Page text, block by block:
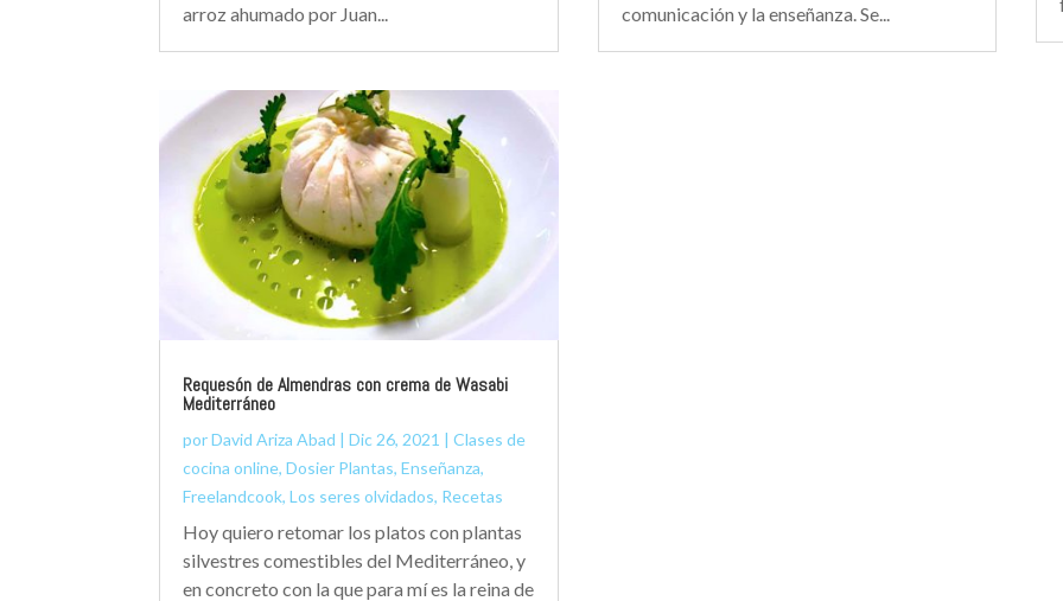
arroz ahumado por Juan...
Requesón de Almendras con crema de Wasabi
Mediterráneo
porDavid Ariza Abad |Dic 26, 2021 |Clases de
cocina online,Dosier Plantas,Enseñanza,
Freelandcook,Los seres olvidados, Recetas
Hoy quiero retomar los platos con plantas
silvestres comestibles del Mediterráneo, y
en concreto con la que para mí es la reina de
comunicación y la enseñanza. Se...